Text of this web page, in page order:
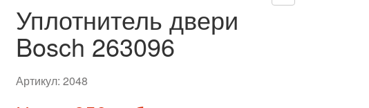
Уплотнитель двери
Bosch 263096
Артикул:2048